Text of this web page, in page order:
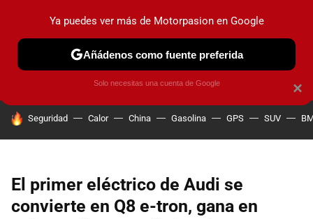
PRUEBAS COCHES ELÉCTRICOS OBSERVATORIO
HOY SE HABLA DE
Seguridad Calor China Gasolina GPS SUV
El primer eléctrico de Audi se
convierte en Q8 e-tron, gana en
×
Ya puedes ver más de Motorpasion en Google
Añádenos como fuente preferida
Solo necesitas una cuenta de Google